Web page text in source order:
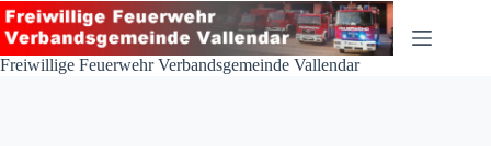
Zum
Inhalt
springen
Freiwillige Feuerwehr Verbandsgemeinde Vallendar